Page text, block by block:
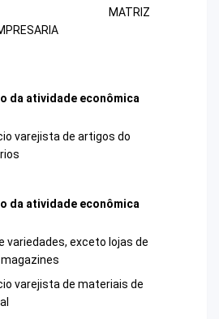
MATRIZ
da atividade econômica
varejista de artigos do
da atividade econômica
variedades, exceto lojas de
varejista de materiais de